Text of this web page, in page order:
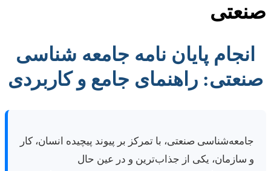
صنعتی
انجام پایان نامه جامعه شناسی
صنعتی: راهنمای جامع و کاربردی
جامعه‌شناسی صنعتی، با تمرکز بر پیوند پیچیده انسان، کار
و سازمان، یکی از جذاب‌ترین و در عین حال